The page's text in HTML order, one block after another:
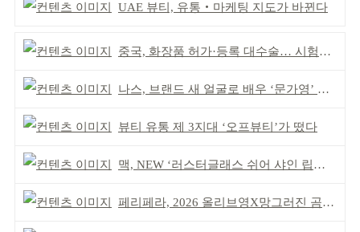
UAE 뷰티, 유통‧마케팅 지도가 바뀐다
중국, 화장품 허가·등록 대수술… 시험자료 공용 허용
나스, 브랜드 새 얼굴로 배우 ‘문가영’ 발탁
뷰티 유통 제 3지대 ‘오프뷰티’가 떴다
맥, NEW ‘러스터글래스 쉬어 샤인 립스틱’ 출시
페리페라, 2026 올리브영X망그러진 곰 콜라보